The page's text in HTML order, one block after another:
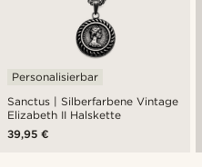
Sanctus | Silberfarbene Vintage
Elizabeth II Halskette
Personalisierbar
39,95 €